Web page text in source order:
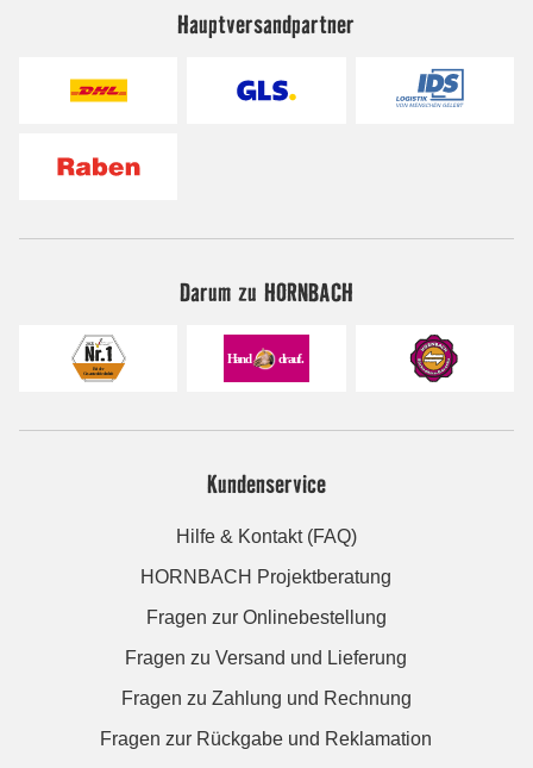
Hauptversandpartner
Darum zu HORNBACH
Kundenservice
Hilfe & Kontakt (FAQ)
HORNBACH Projektberatung
Fragen zur Onlinebestellung
Fragen zu Versand und Lieferung
Fragen zu Zahlung und Rechnung
Fragen zur Rückgabe und Reklamation